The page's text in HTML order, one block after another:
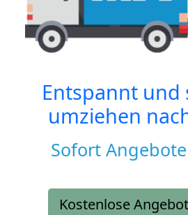
Entspannt und
umziehen
Sofort
Kostenlose